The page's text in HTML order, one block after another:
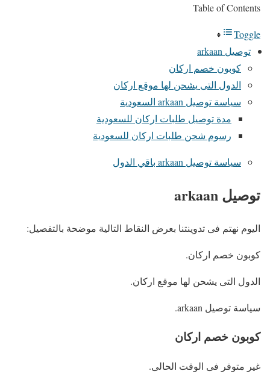
Table of Contents
Toggle
توصيل arkaan
كوبون خصم اركان
الدول التى يشحن لها موقع اركان
سياسة توصيل arkaan السعودية
مدة توصيل طلبات اركان للسعودية
رسوم شحن طلبات اركان للسعودية
سياسة توصيل arkaan باقي الدول
توصيل arkaan
اليوم نهتم فى تدوينتنا بعرض النقاط التالية موضحة بالتفصيل:
كوبون خصم اركان.
الدول التى يشحن لها موقع اركان.
سياسة توصيل arkaan.
كوبون خصم اركان
غير متوفر فى الوقت الحالى.